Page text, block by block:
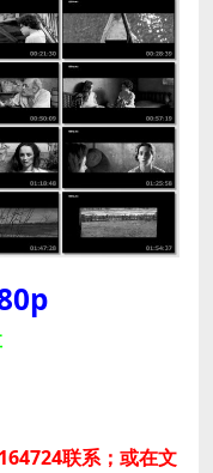
联系；或在文